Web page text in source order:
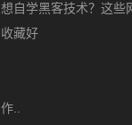
想自学黑客技术？这些
收藏好
作..